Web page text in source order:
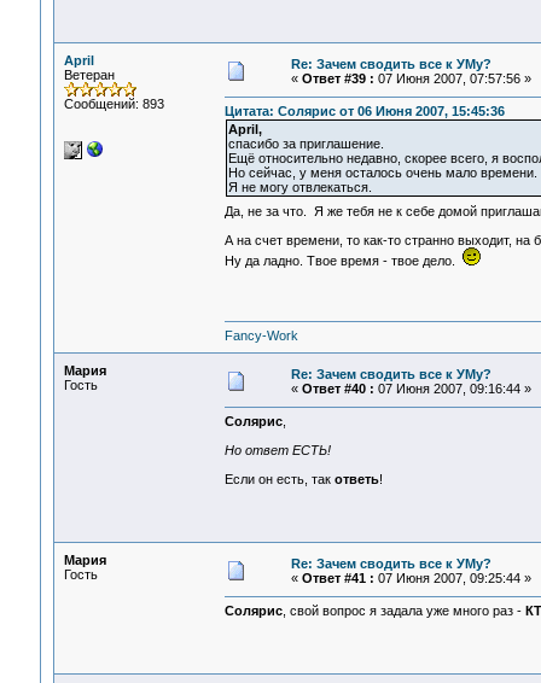
April
Ветеран
Сообщений: 893
Re: Зачем сводить все к УМу?
« Ответ #39 : 07 Июня 2007, 07:57:56 »
Цитата: Солярис от 06 Июня 2007, 15:45:36
April,
спасибо за приглашение.
Ещё относительно недавно, скорее всего, я
Но сейчас, у меня осталось очень мало времени.
Я не могу отвлекаться.
Да, не за что. Я же тебя не к себе домой
А на счет времени, то как-то странно выходит,
Ну да ладно. Твое время - твое дело.
Fancy-Work
Мария
Гость
Re: Зачем сводить все к УМу?
« Ответ #40 : 07 Июня 2007, 09:16:44 »
Солярис,
Но ответ ЕСТЬ!
Если он есть, так ответь!
Мария
Гость
Re: Зачем сводить все к УМу?
« Ответ #41 : 07 Июня 2007, 09:25:44 »
Солярис, свой вопрос я задала уже много раз -